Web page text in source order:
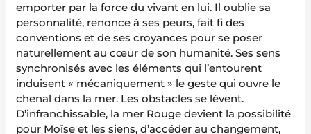
emporter par la force du vivant en lui. Il oublie sa
personnalité, renonce à ses peurs, fait fi des
conventions et de ses croyances pour se poser
naturellement au cœur de son humanité. Ses sens
synchronisés avec les éléments qui l’entourent
induisent « mécaniquement » le geste qui ouvre le
chenal dans la mer. Les obstacles se lèvent.
D’infranchissable, la mer Rouge devient la possibilité
pour Moïse et les siens, d’accéder au changement,